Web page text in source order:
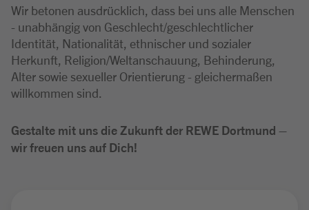
Wir betonen ausdrücklich, dass bei uns alle Menschen
- unabhängig von Geschlecht/geschlechtlicher
Identität, Nationalität, ethnischer und sozialer
Herkunft, Religion/Weltanschauung, Behinderung,
Alter sowie sexueller Orientierung - gleichermaßen
willkommen sind.
Gestalte mit uns die Zukunft der REWE Dortmund –
wir freuen uns auf Dich!